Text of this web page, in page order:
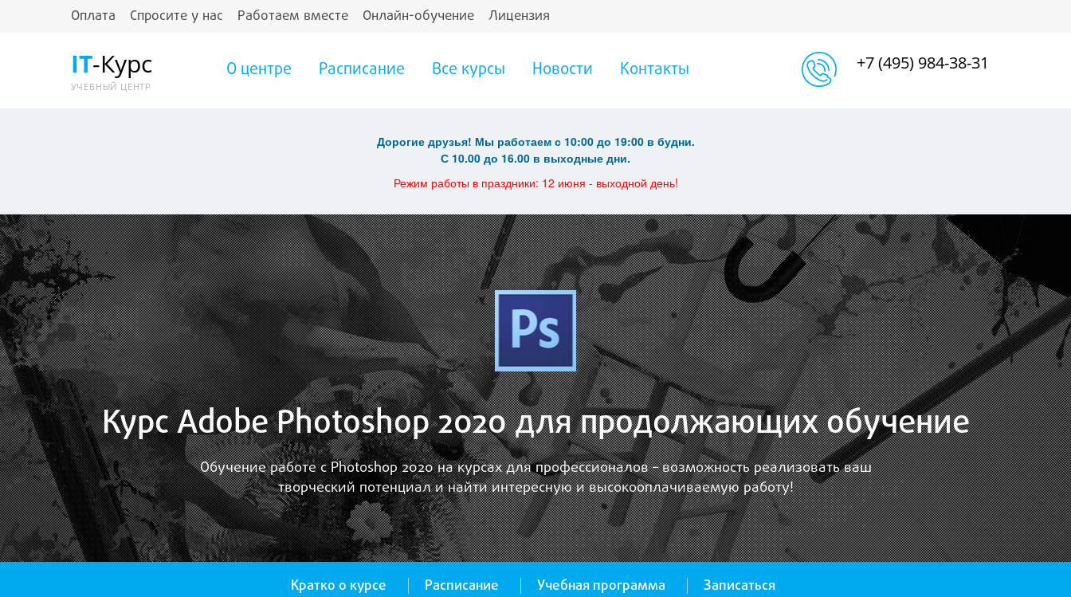
Оплата Спросите у нас Работаем вместе Онлайн-обучение Лицензия
IT-Курс
УЧЕБНЫЙ ЦЕНТР
О центре Расписание Все курсы Новости Контакты +7 (495) 984-38-31
Дорогие друзья! Мы работаем с 10:00 до 19:00 в будни.
С 10.00 до 16.00 в выходные дни.
Режим работы в праздники: 12 июня - выходной день!
Курс Adobe Photoshop 2020 для продолжающих обучение
Обучение работе с Photoshop 2020 на курсах для профессионалов – возможность реализовать ваш
творческий потенциал и найти интересную и высокооплачиваемую работу!
Кратко о курсе Расписание Учебная программа Записаться